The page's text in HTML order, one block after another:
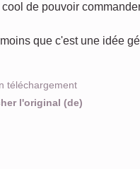
de pouvoir
que c'est une idée
téléchargement
l'original (de)